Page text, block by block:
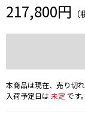
217,800円
本商品は現在、売り切れ
入荷予定日は未定 です。